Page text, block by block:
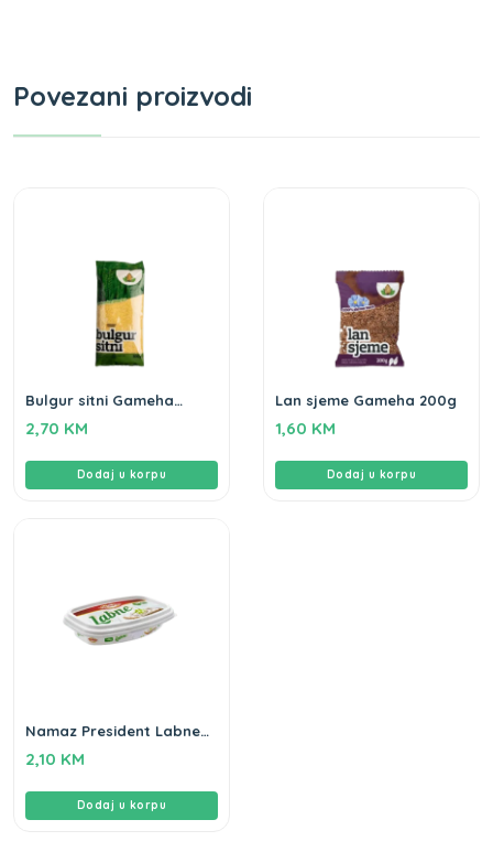
Povezani proizvodi
Bulgur sitni Gameha
2,70 KM
Dodaj u korpu
Lan sjeme Gameha 200g
1,60 KM
Dodaj u korpu
Namaz President Labne
2,10 KM
Dodaj u korpu